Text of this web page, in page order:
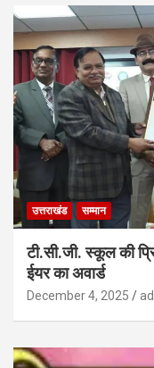
उत्तराखंड सम्मान
टी.सी.जी. स्कूल की
ईयर का अवार्ड
December 4, 2025